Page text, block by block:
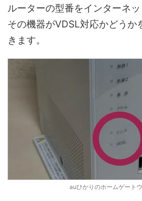
ルーターの型番をインターネッ
その機器がVDSL対応かどうか
きます。
auひかりのホームゲート